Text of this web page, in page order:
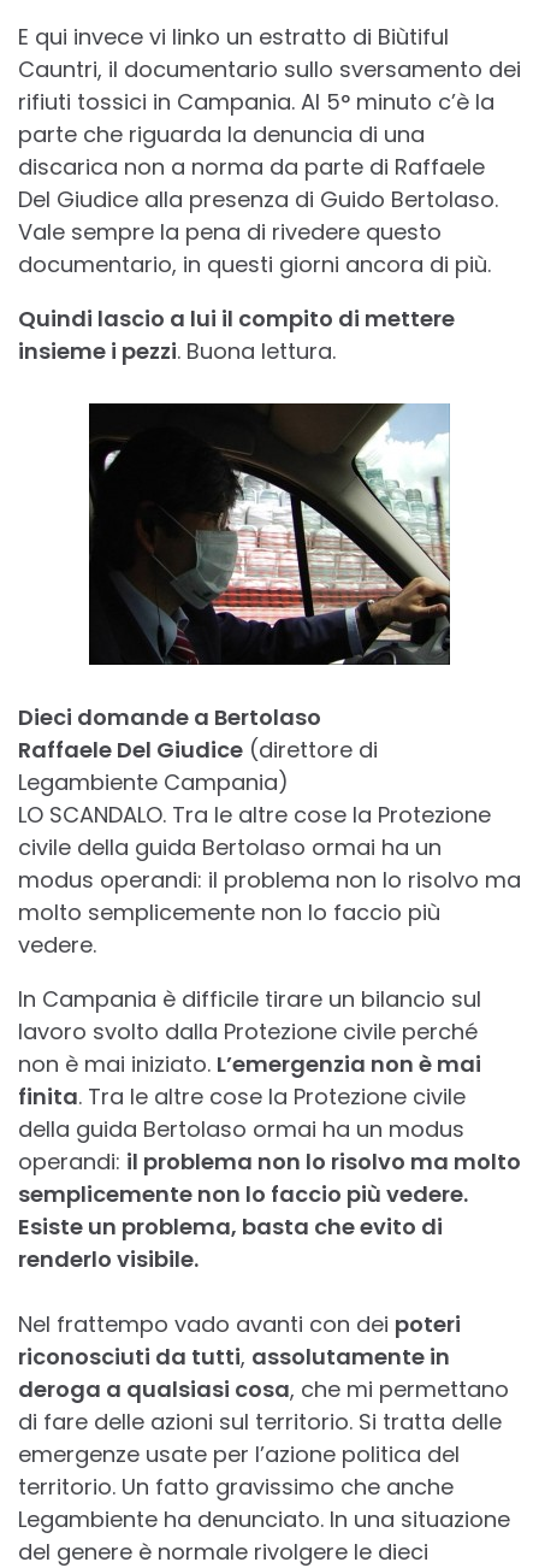
E qui invece vi linko un estratto di Biùtiful
Cauntri, il documentario sullo sversamento dei
rifiuti tossici in Campania. Al 5° minuto c’è la
parte che riguarda la denuncia di una
discarica non a norma da parte di Raffaele
Del Giudice alla presenza di Guido Bertolaso.
Vale sempre la pena di rivedere questo
documentario, in questi giorni ancora di più.
Quindi lascio a lui il compito di mettere
insieme i pezzi. Buona lettura.
Dieci domande a Bertolaso
Raffaele Del Giudice (direttore di
Legambiente Campania)
LO SCANDALO. Tra le altre cose la Protezione
civile della guida Bertolaso ormai ha un
modus operandi: il problema non lo risolvo ma
molto semplicemente non lo faccio più
vedere.
In Campania è difficile tirare un bilancio sul
lavoro svolto dalla Protezione civile perché
non è mai iniziato. L’emergenzia non è mai
finita. Tra le altre cose la Protezione civile
della guida Bertolaso ormai ha un modus
operandi: il problema non lo risolvo ma molto
semplicemente non lo faccio più vedere.
Esiste un problema, basta che evito di
renderlo visibile.
Nel frattempo vado avanti con dei poteri
riconosciuti da tutti, assolutamente in
deroga a qualsiasi cosa, che mi permettano
di fare delle azioni sul territorio. Si tratta delle
emergenze usate per l’azione politica del
territorio. Un fatto gravissimo che anche
Legambiente ha denunciato. In una situazione
del genere è normale rivolgere le dieci